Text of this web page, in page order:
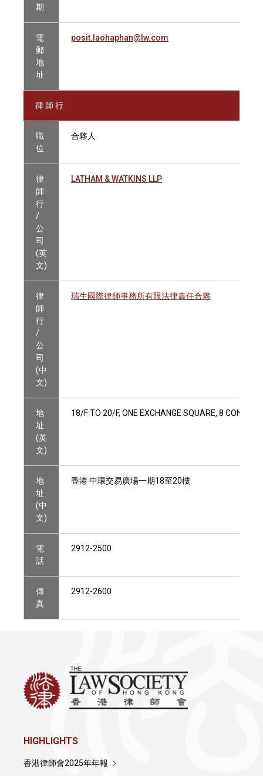
期
電
郵
地
址
posit.laohaphan@lw.com
律 師 行
職
位
合夥人
律
師
行
/
公
司
(英
文)
LATHAM & WATKINS LLP
律
師
行
/
公
司
(中
文)
瑞生國際律師事務所有限法律責任合夥
地
址
(英
文)
18/F TO 20/F, ONE EXCHANGE SQUARE, 8
地
址
(中
文)
香港 中環交易廣場一期18至20樓
電
話
2912-2500
傳
真
2912-2600
HIGHLIGHTS
香港律師會2025年年報